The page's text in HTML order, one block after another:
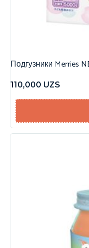
Подгузники Merries
110,000 UZS